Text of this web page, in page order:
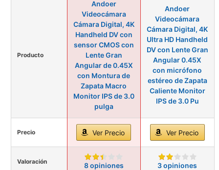
Producto
Andoer
Videocámara
Cámara Digital, 4K
Handheld DV con
sensor CMOS con
Lente Gran
Angular de 0.45X
con Montura de
Zapata Macro
Monitor IPS de 3.0
pulga
Andoer
Videocámara
Cámara Digital, 4K
Ultra HD Handheld
DV con Lente Gran
Angular 0.45X
con micrófono
estéreo de Zapata
Caliente Monitor
IPS de 3.0 Pu
Precio Ver Precio Ver Precio
Valoración 8 opiniones 3 opiniones